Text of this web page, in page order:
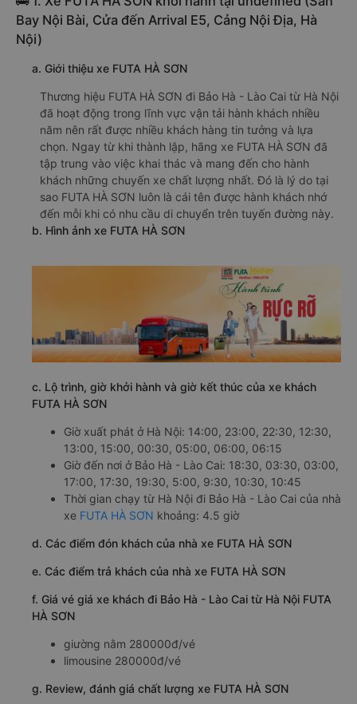
Bay Nội Bài, Cửa đến Arrival E5, Cảng Nội Địa, Hà
Nội)
a. Giới thiệu xe FUTA HÀ SƠN
Thương hiệu FUTA HÀ SƠN đi Bảo Hà - Lào Cai từ Hà Nội
đã hoạt động trong lĩnh vực vận tải hành khách nhiều
năm nên rất được nhiều khách hàng tin tưởng và lựa
chọn. Ngay từ khi thành lập, hãng xe FUTA HÀ SƠN đã
tập trung vào việc khai thác và mang đến cho hành
khách những chuyến xe chất lượng nhất. Đó là lý do tại
sao FUTA HÀ SƠN luôn là cái tên được hành khách nhớ
đến mỗi khi có nhu cầu di chuyển trên tuyến đường này.
b. Hình ảnh xe FUTA HÀ SƠN
c. Lộ trình, giờ khởi hành và giờ kết thúc của xe khách
FUTA HÀ SƠN
Giờ xuất phát ở Hà Nội: 14:00, 23:00, 22:30, 12:30,
13:00, 15:00, 00:30, 05:00, 06:00, 06:15
Giờ đến nơi ở Bảo Hà - Lào Cai: 18:30, 03:30, 03:00,
17:00, 17:30, 19:30, 5:00, 9:30, 10:30, 10:45
Thời gian chạy từ Hà Nội đi Bảo Hà - Lào Cai của nhà
xe FUTA HÀ SƠN khoảng: 4.5 giờ
d. Các điểm đón khách của nhà xe FUTA HÀ SƠN
e. Các điểm trả khách của nhà xe FUTA HÀ SƠN
f. Giá vé giá xe khách đi Bảo Hà - Lào Cai từ Hà Nội FUTA
HÀ SƠN
giường nằm 280000đ/vé
limousine 280000đ/vé
g. Review, đánh giá chất lượng xe FUTA HÀ SƠN